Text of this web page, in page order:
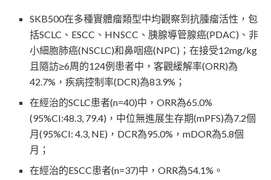
SKB500在多種實體瘤類型中均觀察到抗腫瘤活性，包
括SCLC、ESCC、HNSCC、胰腺導管腺癌(PDAC)、非
小細胞肺癌(NSCLC)和鼻咽癌(NPC)；在接受12mg/kg
且隨訪≥6周的124例患者中，客觀緩解率(ORR)為
42.7%，疾病控制率(DCR)為83.9%；
在經治的SCLC患者(n=40)中，ORR為65.0%
(95%CI:48.3, 79.4)，中位無進展生存期(mPFS)為7.2個
月(95%CI: 4.3, NE)，DCR為95.0%，mDOR為5.8個
月；
在經治的ESCC患者(n=37)中，ORR為54.1%。